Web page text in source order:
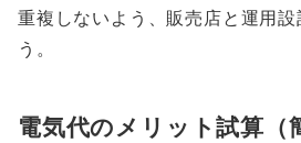
重複しないよう、販売店と運用設
う。
電気代のメリット試算（